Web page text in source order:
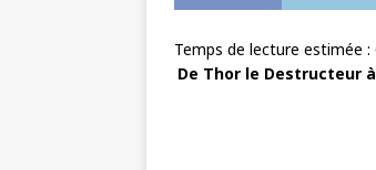
Temps de lecture estimée :
De Thor le Destructeur